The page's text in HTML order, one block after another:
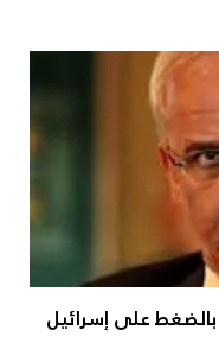
بالضغط على إسرائيل